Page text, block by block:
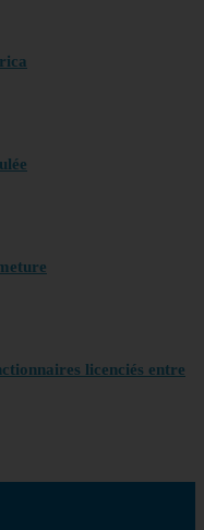
licenciés entre